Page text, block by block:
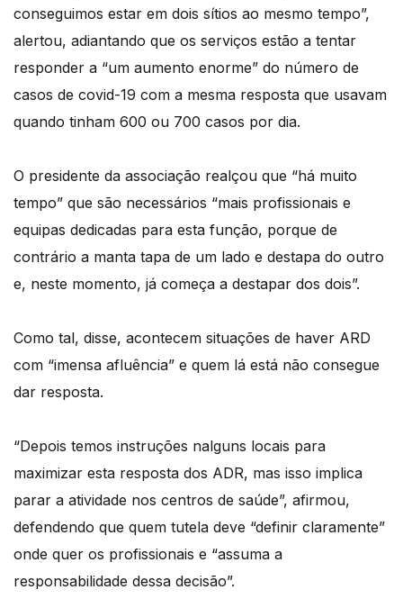
conseguimos estar em dois sítios ao mesmo tempo”,
alertou, adiantando que os serviços estão a tentar
responder a “um aumento enorme” do número de
casos de covid-19 com a mesma resposta que usavam
quando tinham 600 ou 700 casos por dia.
O presidente da associação realçou que “há muito
tempo” que são necessários “mais profissionais e
equipas dedicadas para esta função, porque de
contrário a manta tapa de um lado e destapa do outro
e, neste momento, já começa a destapar dos dois”.
Como tal, disse, acontecem situações de haver ARD
com “imensa afluência” e quem lá está não consegue
dar resposta.
“Depois temos instruções nalguns locais para
maximizar esta resposta dos ADR, mas isso implica
parar a atividade nos centros de saúde”, afirmou,
defendendo que quem tutela deve “definir claramente”
onde quer os profissionais e “assuma a
responsabilidade dessa decisão”.